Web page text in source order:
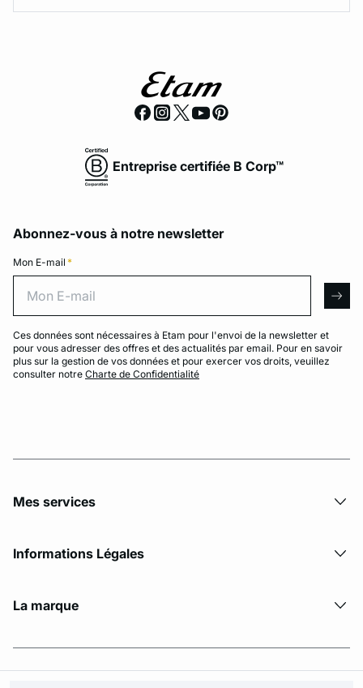
Entreprise certifiée B Corp™
Abonnez-vous à notre newsletter
Mon E-mail *
Ces données sont nécessaires à Etam pour l'envoi de la newsletter et
pour vous adresser des offres et des actualités par email. Pour en savoir
plus sur la gestion de vos données et pour exercer vos droits, veuillez
consulter notre Charte de Confidentialité
Mes services
Informations Légales
La marque